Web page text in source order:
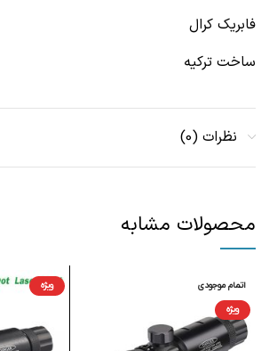
فابریک کرال
ساخت ترکیه
نظرات (0)
محصولات مشابه
اتمام موجودی
ویژه
ویژه